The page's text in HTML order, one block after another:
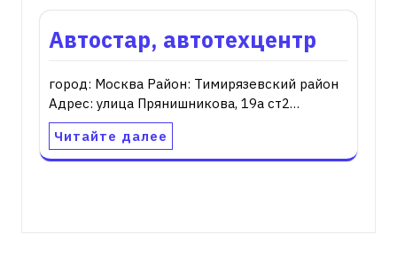
Автостар, автотехцентр
город: Москва Район: Тимирязевский район
Адрес: улица Прянишникова, 19а ст2…
Читайте далее